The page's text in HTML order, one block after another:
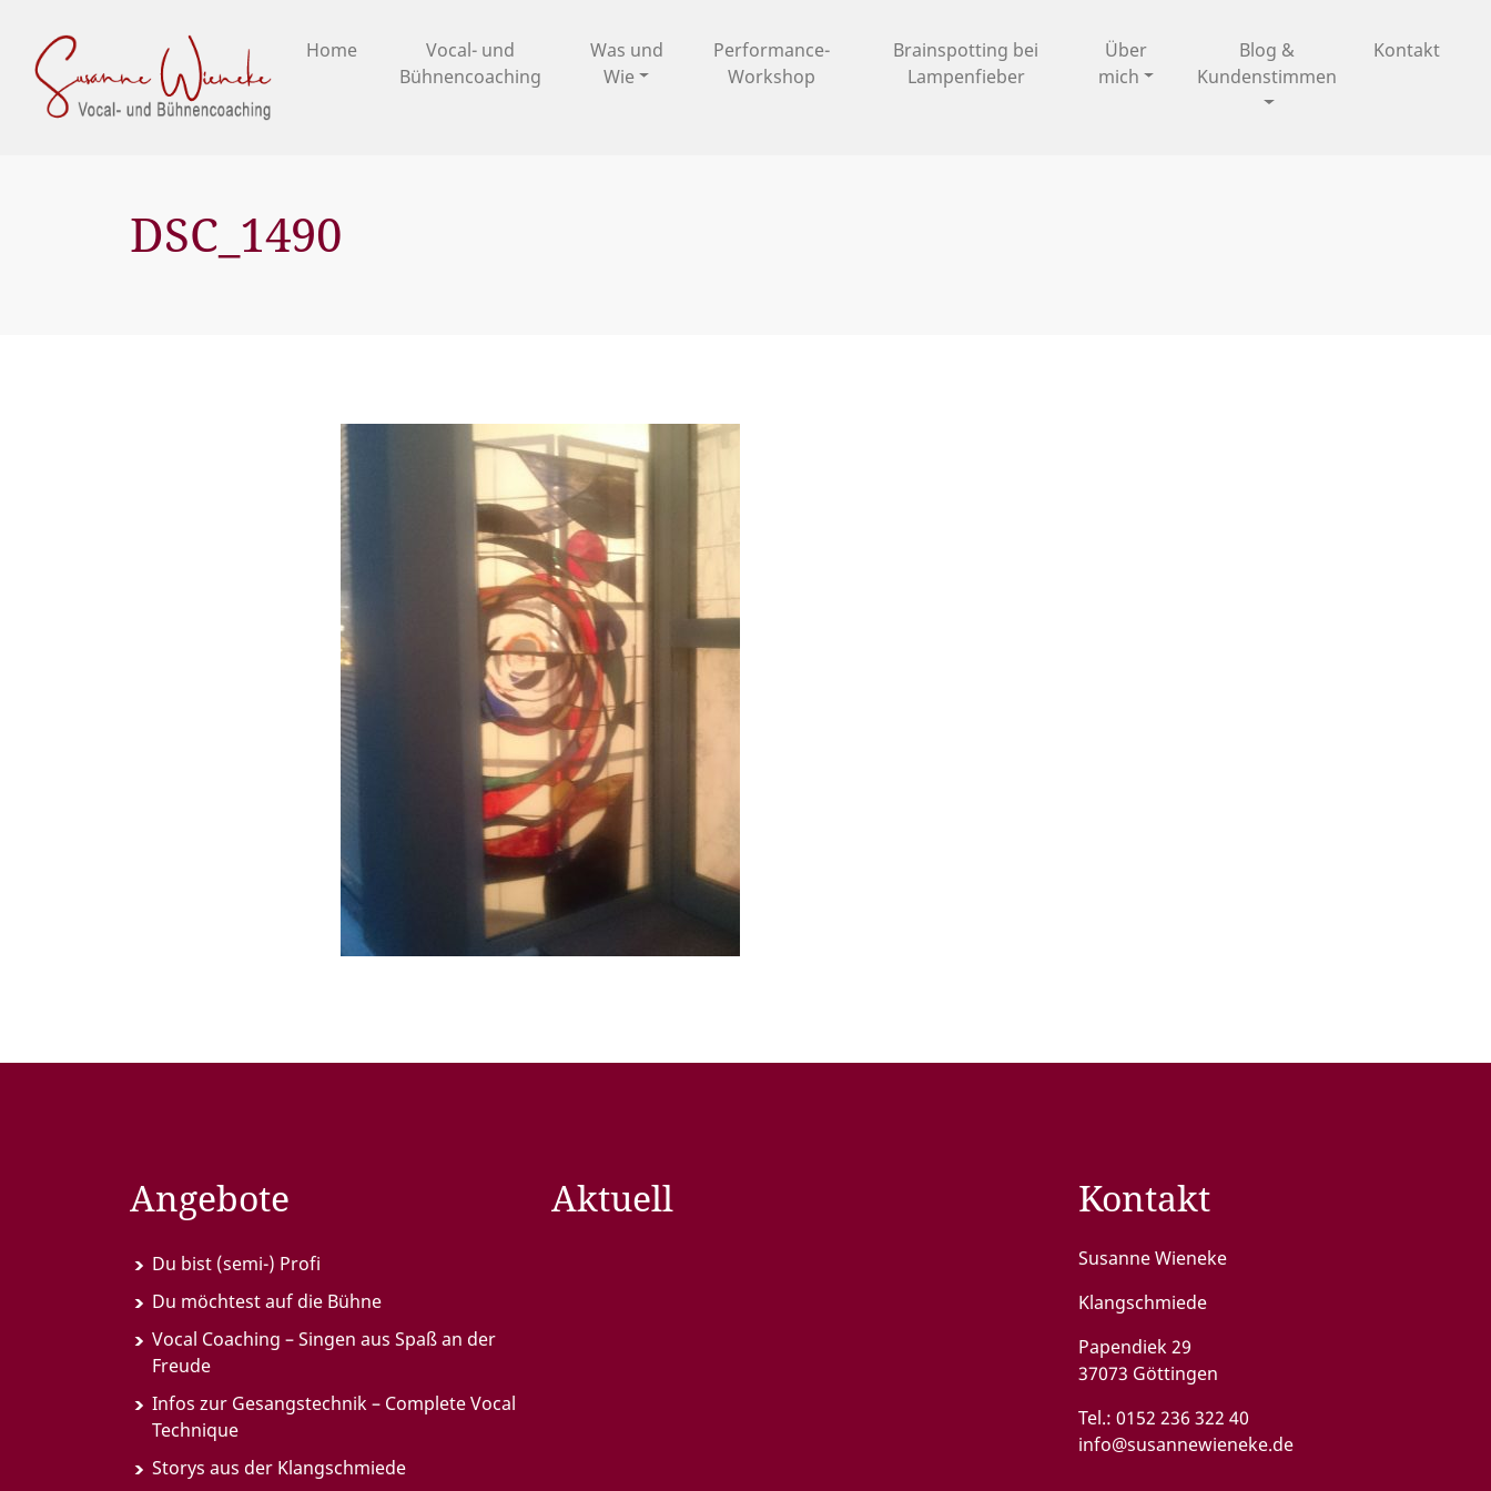
Home
Vocal- und
Bühnencoaching
Was und
Wie
Performance-
Workshop
Brainspotting bei
Lampenfieber
Über
mich
Blog &
Kundenstimmen
Kontakt
DSC_1490
Angebote
Du bist (semi-) Profi
Du möchtest auf die Bühne
Vocal Coaching – Singen aus Spaß an der
Freude
Infos zur Gesangstechnik – Complete Vocal
Technique
Storys aus der Klangschmiede
Aktuell Kontakt
Susanne Wieneke
Klangschmiede
Papendiek 29
37073 Göttingen
Tel.: 0152 236 322 40
info@susannewieneke.de